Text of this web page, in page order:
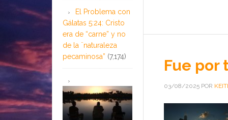
Fue por
03/08/2025 POR
El Problema con
Gálatas 5:24: Cristo
era de “carne” y no
de la ¨naturaleza
pecaminosa” (7,174)